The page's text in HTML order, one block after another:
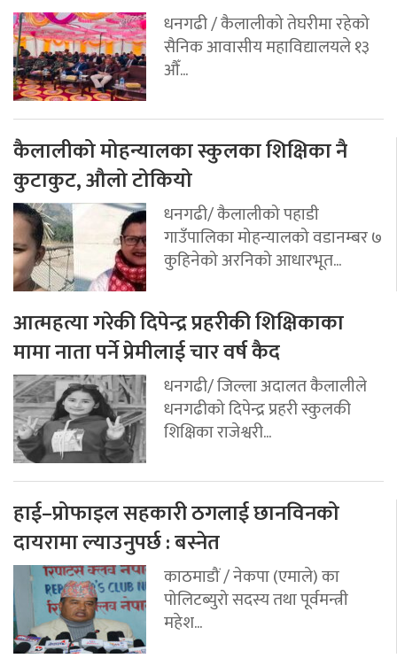
धनगढी / कैलालीको तेघरीमा रहेको
सैनिक आवासीय महाविद्यालयले १३
औँ...
कैलालीको मोहन्यालका स्कुलका शिक्षिका नै
कुटाकुट, औलो टोकियो
धनगढी/ कैलालीको पहाडी
गाउँपालिका मोहन्यालको वडानम्बर ७
कुहिनेको अरनिको आधारभूत...
आत्महत्या गरेकी दिपेन्द्र प्रहरीकी शिक्षिकाका
मामा नाता पर्ने प्रेमीलाई चार वर्ष कैद
धनगढी/ जिल्ला अदालत कैलालीले
धनगढीको दिपेन्द्र प्रहरी स्कुलकी
शिक्षिका राजेश्वरी...
हाई–प्रोफाइल सहकारी ठगलाई छानविनको
दायरामा ल्याउनुपर्छ : बस्नेत
काठमाडौं / नेकपा (एमाले) का
पोलिटब्युरो सदस्य तथा पूर्वमन्त्री
महेश...